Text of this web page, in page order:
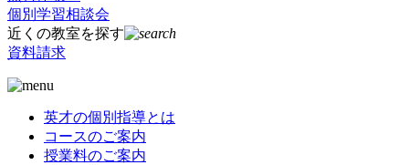
個別学習相談会
近くの教室を探す
資料請求
英才の個別指導とは
コースのご案内
授業料のご案内